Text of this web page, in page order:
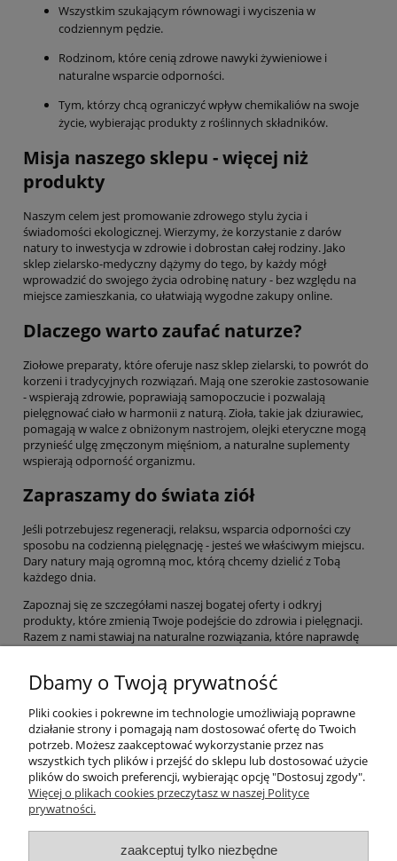
Wszystkim szukającym równowagi i wyciszenia w
codziennym pędzie.
Rodzinom, które cenią zdrowe nawyki żywieniowe i
naturalne wsparcie odporności.
Tym, którzy chcą ograniczyć wpływ chemikaliów na swoje
życie, wybierając produkty z roślinnych składników.
Misja naszego sklepu - więcej niż
produkty
Naszym celem jest promowanie zdrowego stylu życia i
świadomości ekologicznej. Wierzymy, że korzystanie z darów
natury to inwestycja w zdrowie i dobrostan całej rodziny. Jako
sklep zielarsko-medyczny dążymy do tego, by każdy mógł
wprowadzić do swojego życia odrobinę natury - bez względu na
miejsce zamieszkania, co ułatwiają wygodne zakupy online.
Dlaczego warto zaufać naturze?
Ziołowe preparaty, które oferuje nasz sklep zielarski, to powrót do
korzeni i tradycyjnych rozwiązań. Mają one szerokie zastosowanie
- wspierają zdrowie, poprawiają samopoczucie i pozwalają
pielęgnować ciało w harmonii z naturą. Zioła, takie jak dziurawiec,
pomagają w walce z obniżonym nastrojem, olejki eteryczne mogą
przynieść ulgę zmęczonym mięśniom, a naturalne suplementy
wspierają odporność organizmu.
Zapraszamy do świata ziół
Jeśli potrzebujesz regeneracji, relaksu, wsparcia odporności czy
sposobu na codzienną pielęgnację - jesteś we właściwym miejscu.
Dary natury mają ogromną moc, którą chcemy dzielić z Tobą
każdego dnia.
Zapoznaj się ze szczegółami naszej bogatej oferty i odkryj
produkty, które zmienią Twoje podejście do zdrowia i pielęgnacji.
Razem z nami stawiaj na naturalne rozwiązania, które naprawdę
Pomoc
Moje konto
Informacje
Dbamy o Twoją prywatność
Pliki cookies i pokrewne im technologie umożliwiają poprawne
działanie strony i pomagają nam dostosować ofertę do Twoich
potrzeb. Możesz zaakceptować wykorzystanie przez nas
wszystkich tych plików i przejść do sklepu lub dostosować użycie
plików do swoich preferencji, wybierając opcję "Dostosuj zgody".
Więcej o plikach cookies przeczytasz w naszej Polityce
prywatności.
zaakceptuj tylko niezbędne